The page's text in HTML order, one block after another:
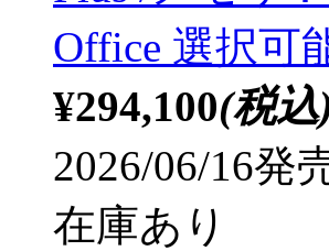
Office 選択可
¥294,100(税込
2026/06/16発
在庫あり